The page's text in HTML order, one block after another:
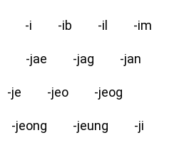
-i -ib -il -im
-jae -jag -jan
-je -jeo -jeog
-jeong -jeung -ji